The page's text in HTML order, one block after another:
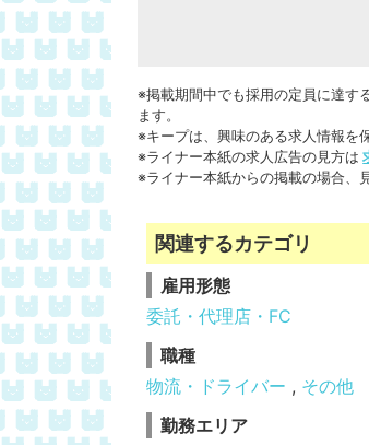
※掲載期間中でも採用の定員に達す
ます。
※キープは、興味のある求人情報を
※ライナー本紙の求人広告の見方は
※ライナー本紙からの掲載の場合、
関連するカテゴリ
雇用形態
委託・代理店・FC
職種
物流・ドライバー , その他
勤務エリア